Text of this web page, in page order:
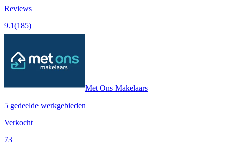
Reviews
9.1(185)
Met Ons Makelaars
5 gedeelde werkgebieden
Verkocht
73